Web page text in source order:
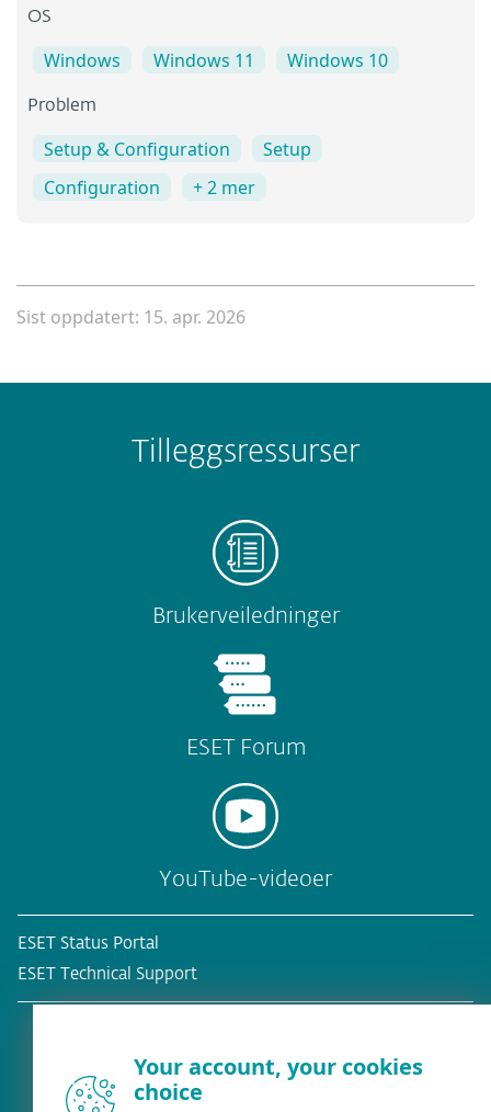
OS
Windows Windows 11 Windows 10
Problem
Setup & Configuration
Setup
Configuration
+ 2 mer
Sist oppdatert: 15. apr. 2026
Tilleggsressurser
Brukerveiledninger
ESET Forum
YouTube-videoer
ESET Status Portal
ESET Technical Support
Your account, your cookies
choice